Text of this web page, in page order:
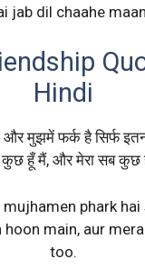
jab dil chaahe
Hindi
मुझमें फर्क है सिर्फ
हूँ मैं, और मेरा सब कुछ
phark hai
main, aur
too.